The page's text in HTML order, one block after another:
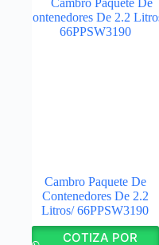
Cambro Paquete De
Contenedores De 2.2
Litros/ 66PPSW3190
COTIZA POR